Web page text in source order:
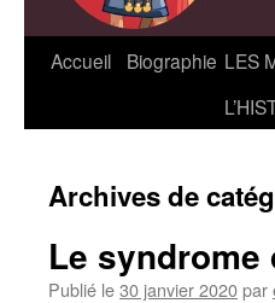
Accueil Biographie LES
Archives de
Le
Publié le30 janvier 2020par